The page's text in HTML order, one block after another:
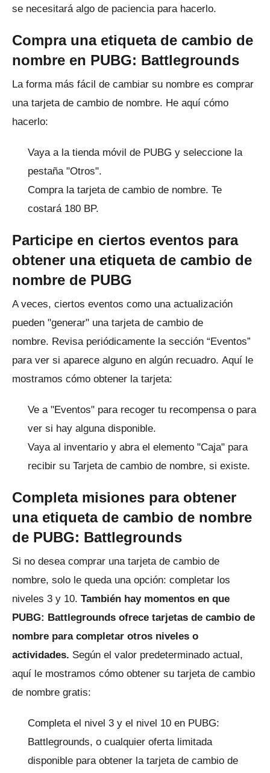
se necesitará algo de paciencia para hacerlo.
Compra una etiqueta de cambio de
nombre en PUBG: Battlegrounds
La forma más fácil de cambiar su nombre es comprar
una tarjeta de cambio de nombre. He aquí cómo
hacerlo:
Vaya a la tienda móvil de PUBG y seleccione la
pestaña "Otros".
Compra la tarjeta de cambio de nombre. Te
costará 180 BP.
Participe en ciertos eventos para
obtener una etiqueta de cambio de
nombre de PUBG
A veces, ciertos eventos como una actualización
pueden "generar" una tarjeta de cambio de
nombre. Revisa periódicamente la sección “Eventos”
para ver si aparece alguno en algún recuadro. Aquí le
mostramos cómo obtener la tarjeta:
Ve a "Eventos" para recoger tu recompensa o para
ver si hay alguna disponible.
Vaya al inventario y abra el elemento "Caja" para
recibir su Tarjeta de cambio de nombre, si existe.
Completa misiones para obtener
una etiqueta de cambio de nombre
de PUBG: Battlegrounds
Si no desea comprar una tarjeta de cambio de
nombre, solo le queda una opción: completar los
niveles 3 y 10. También hay momentos en que
PUBG: Battlegrounds ofrece tarjetas de cambio de
nombre para completar otros niveles o
actividades. Según el valor predeterminado actual,
aquí le mostramos cómo obtener su tarjeta de cambio
de nombre gratis:
Completa el nivel 3 y el nivel 10 en PUBG:
Battlegrounds, o cualquier oferta limitada
disponible para obtener la tarjeta de cambio de